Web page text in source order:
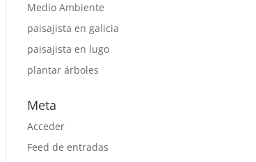
Medio Ambiente
paisajista en galicia
paisajista en lugo
plantar árboles
Meta
Acceder
Feed de entradas